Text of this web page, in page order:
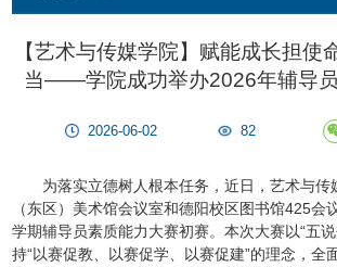
【艺术与传媒学院】赋能成长担使
当——学院成功举办2026年辅导
2026-06-02 82
为落实立德树人根本任务，近日，艺术与传
（东区）美术馆会议室和德阳校区图书馆425会
学期辅导员素质能力大赛初赛。本次大赛以“五
持“以赛促教、以赛促学、以赛促建”的理念，全